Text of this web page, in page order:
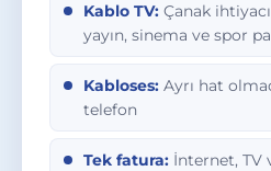
Kablo TV: Çanak
yayın, sinema ve spor
Kabloses: Ayrı hat
telefon
Tek fatura: İnternet, TV